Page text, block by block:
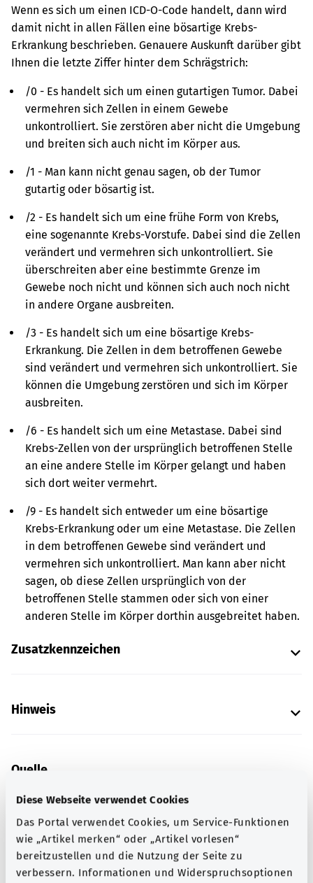
Diese Webseite verwendet Cookies
Das Portal verwendet Cookies, um Service-Funktionen
wie „Artikel merken“ oder „Artikel vorlesen“
bereitzustellen und die Nutzung der Seite zu
verbessern. Informationen und Widerspruchsoptionen
Wenn es sich um einen ICD-O-Code handelt, dann wird
damit nicht in allen Fällen eine bösartige Krebs-
Erkrankung beschrieben. Genauere Auskunft darüber gibt
Ihnen die letzte Ziffer hinter dem Schrägstrich:
/0 - Es handelt sich um einen gutartigen Tumor. Dabei
vermehren sich Zellen in einem Gewebe
unkontrolliert. Sie zerstören aber nicht die Umgebung
und breiten sich auch nicht im Körper aus.
/1 - Man kann nicht genau sagen, ob der Tumor
gutartig oder bösartig ist.
/2 - Es handelt sich um eine frühe Form von Krebs,
eine sogenannte Krebs-Vorstufe. Dabei sind die Zellen
verändert und vermehren sich unkontrolliert. Sie
überschreiten aber eine bestimmte Grenze im
Gewebe noch nicht und können sich auch noch nicht
in andere Organe ausbreiten.
/3 - Es handelt sich um eine bösartige Krebs-
Erkrankung. Die Zellen in dem betroffenen Gewebe
sind verändert und vermehren sich unkontrolliert. Sie
können die Umgebung zerstören und sich im Körper
ausbreiten.
/6 - Es handelt sich um eine Metastase. Dabei sind
Krebs-Zellen von der ursprünglich betroffenen Stelle
an eine andere Stelle im Körper gelangt und haben
sich dort weiter vermehrt.
/9 - Es handelt sich entweder um eine bösartige
Krebs-Erkrankung oder um eine Metastase. Die Zellen
in dem betroffenen Gewebe sind verändert und
vermehren sich unkontrolliert. Man kann aber nicht
sagen, ob diese Zellen ursprünglich von der
betroffenen Stelle stammen oder sich von einer
anderen Stelle im Körper dorthin ausgebreitet haben.
Zusatzkennzeichen
Hinweis
Quelle
Die Erläuterung des ICD-Codes wurde bereitgestellt von
des Bundesministeriums für Gesundheit (BMG).